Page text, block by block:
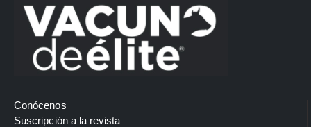
Conócenos
Suscripción a la revista